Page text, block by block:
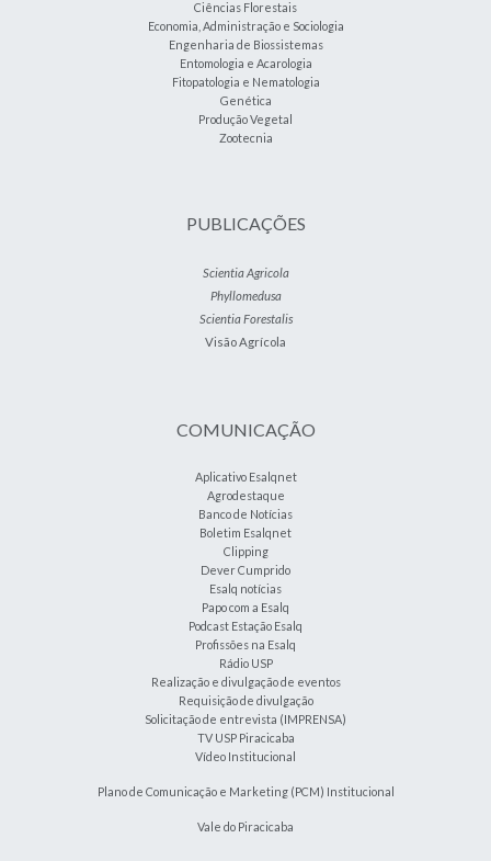
Ciências Florestais
Economia, Administração e Sociologia
Engenharia de Biossistemas
Entomologia e Acarologia
Fitopatologia e Nematologia
Genética
Produção Vegetal
Zootecnia
PUBLICAÇÕES
Scientia Agricola
Phyllomedusa
Scientia Forestalis
Visão Agrícola
COMUNICAÇÃO
Aplicativo Esalqnet
Agrodestaque
Banco de Notícias
Boletim Esalqnet
Clipping
Dever Cumprido
Esalq notícias
Papo com a Esalq
Podcast Estação Esalq
Profissões na Esalq
Rádio USP
Realização e divulgação de eventos
Requisição de divulgação
Solicitação de entrevista (IMPRENSA)
TV USP Piracicaba
Vídeo Institucional
Plano de Comunicação e Marketing (PCM) Institucional
Vale do Piracicaba